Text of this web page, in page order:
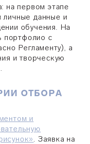
на первом этапе
личные данные и
обучения. На
портфолио с
Регламенту), а
и творческую
ОТБОРА
и
. Заявка на